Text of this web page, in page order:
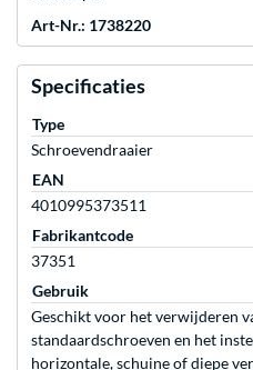
Art-Nr.: 1738220
Specificaties
Type
Schroevendraaier
EAN
4010995373511
Fabrikantcode
37351
Gebruik
Geschikt voor het verwijderen
standaardschroeven en het
horizontale, schuine of diepe